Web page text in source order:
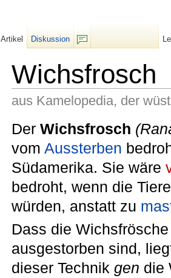
Wichsfrosch
aus Kamelopedia, der
Der Wichsfrosch
vom Aussterben
Südamerika. Sie wäre
bedroht, wenn die
würden, anstatt zu
Dass die
ausgestorben sind,
dieser Technik gen die
Artikel
Diskussion